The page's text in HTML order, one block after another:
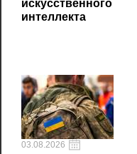
искусственного
интеллекта
03.08.2026